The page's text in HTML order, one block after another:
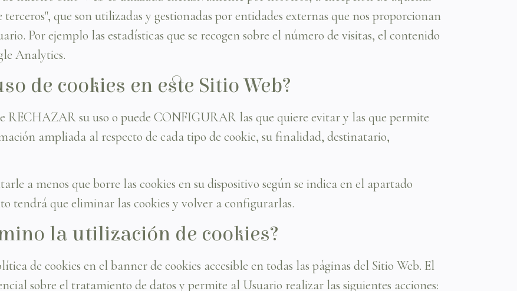
que son utilizadas y gestionadas por entidades externas que nos proporcionan
Por ejemplo las estadísticas que se recogen sobre el número de visitas, el contenido
Analytics.
de cookies en este Sitio Web?
RECHAZAR su uso o puede CONFIGURAR las que quiere evitar y las que permite
ampliada al respecto de cada tipo de cookie, su finalidad, destinatario,
a menos que borre las cookies en su dispositivo según se indica en el apartado
tendrá que eliminar las cookies y volver a configurarlas.
la utilización de cookies?
de cookies en el banner de cookies accesible en todas las páginas del Sitio Web. El
sobre el tratamiento de datos y permite al Usuario realizar las siguientes acciones: